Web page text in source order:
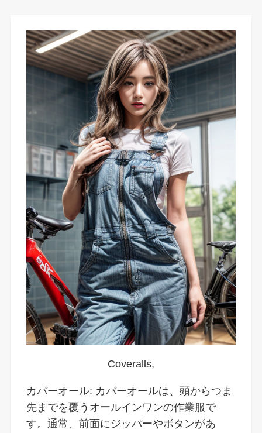
Coveralls,
カバーオール: カバーオールは、頭からつま
先までを覆うオールインワンの作業服で
す。通常、前面にジッパーやボタンがあ